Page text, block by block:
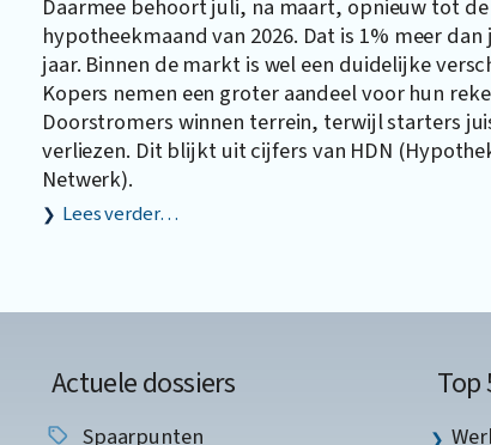
Daarmee behoort juli, na maart, opnieuw tot
hypotheekmaand van 2026. Dat is 1% meer
jaar. Binnen de markt is wel een duidelijke
Kopers nemen een groter aandeel voor hun
Doorstromers winnen terrein, terwijl starters
verliezen. Dit blijkt uit cijfers van HDN
Netwerk).
Lees verder…
Actuele dossiers
Spaarpunten
Top